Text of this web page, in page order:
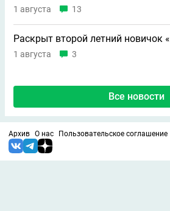
1 августа 13
Раскрыт второй летний новичок
1 августа 3
Все новости
Архив О нас Пользовательское соглашение